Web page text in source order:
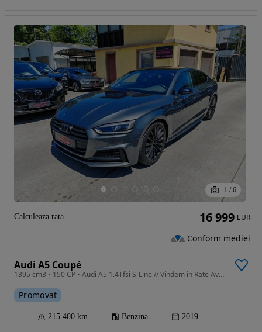
1 / 6
Audi A5 Coupé
1395 cm3 • 150 CP • Audi A5 1.4Tfsi S-Line // Vindem in Rate Avans Zero cu Buletinul //
Promovat
215 400 km Benzina 2019
16 999 EUR
Conform mediei
Calculeaza rata